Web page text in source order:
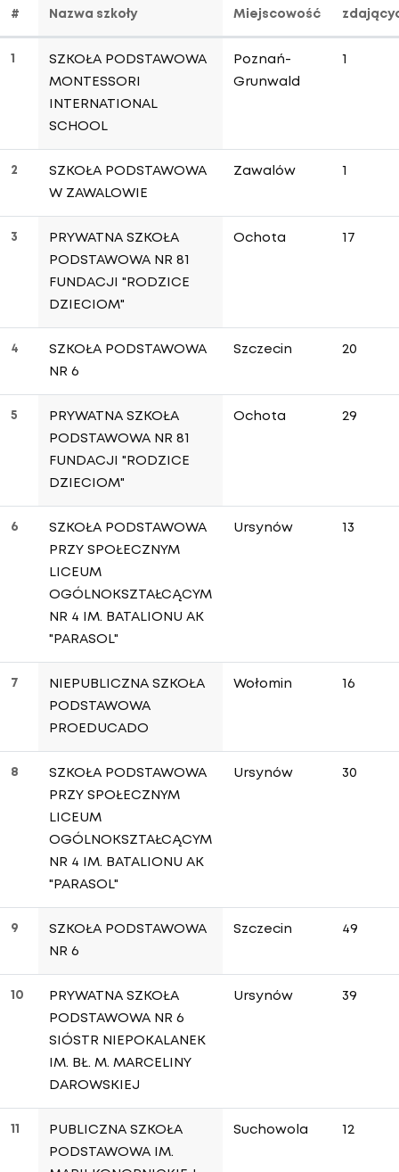
# Nazwa szkoły Miejscowość
1
SZKOŁA PODSTAWOWA
MONTESSORI
INTERNATIONAL
SCHOOL
Poznań-
Grunwald
1
2
SZKOŁA PODSTAWOWA
W ZAWALOWIE
Zawalów 1
3
PRYWATNA SZKOŁA
PODSTAWOWA NR 81
FUNDACJI "RODZICE
DZIECIOM"
Ochota 17
4
SZKOŁA PODSTAWOWA
NR 6
Szczecin 20
5
PRYWATNA SZKOŁA
PODSTAWOWA NR 81
FUNDACJI "RODZICE
DZIECIOM"
Ochota 29
6
SZKOŁA PODSTAWOWA
PRZY SPOŁECZNYM
LICEUM
OGÓLNOKSZTAŁCĄCYM
NR 4 IM. BATALIONU AK
"PARASOL"
Ursynów 13
7
NIEPUBLICZNA SZKOŁA
PODSTAWOWA
PROEDUCADO
Wołomin 16
8
SZKOŁA PODSTAWOWA
PRZY SPOŁECZNYM
LICEUM
OGÓLNOKSZTAŁCĄCYM
NR 4 IM. BATALIONU AK
"PARASOL"
Ursynów 30
9
SZKOŁA PODSTAWOWA
NR 6
Szczecin 49
10
PRYWATNA SZKOŁA
PODSTAWOWA NR 6
SIÓSTR NIEPOKALANEK
IM. BŁ. M. MARCELINY
DAROWSKIEJ
Ursynów 39
11
PUBLICZNA SZKOŁA
PODSTAWOWA IM.
Suchowola 12